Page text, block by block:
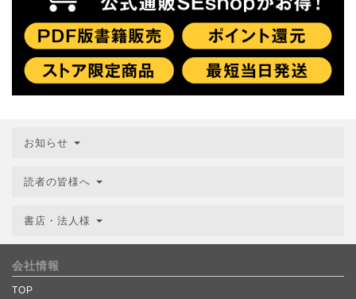
お知らせ
読者の皆様へ
書店・法人様
会社情報
TOP